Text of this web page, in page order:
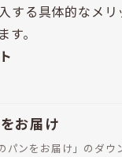
する具体的なメ
。
お届け
ンをお届け」のダウ